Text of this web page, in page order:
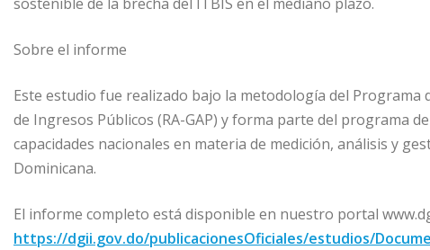
Sobre el informe
Este estudio fue realizado bajo la metodología del
de Ingresos Públicos (RA-GAP) y forma parte del programa
capacidades nacionales en materia de medición, análisis y
Dominicana.
El informe completo está disponible en nuestro portal
https://dgii.gov.do/publicacionesOficiales/estudios/